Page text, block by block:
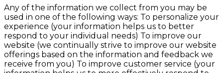
Any of the information we collect from you may be
used in one of the following ways: To personalize your
experience (your information helps us to better
respond to your individual needs) To improve our
website (we continually strive to improve our website
offerings based on the information and feedback we
receive from you) To improve customer service (your